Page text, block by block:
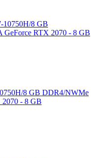
8 GB DDR4/NWMe
- 8 GB